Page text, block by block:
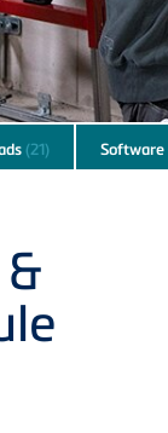
(21) Software